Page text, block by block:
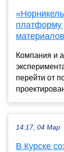
платформу
Компания и
перейти от
14:17, 04 Мар
В Курске